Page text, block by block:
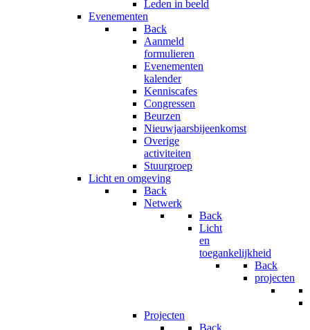
Leden in beeld
Evenementen
Back
Aanmeld
formulieren
Evenementen
kalender
Kenniscafes
Congressen
Beurzen
Nieuwjaarsbijeenkomst
Overige
activiteiten
Stuurgroep
Licht en omgeving
Back
Netwerk
Back
Licht
en
toegankelijkheid
Back
projecten
Projecten
Back